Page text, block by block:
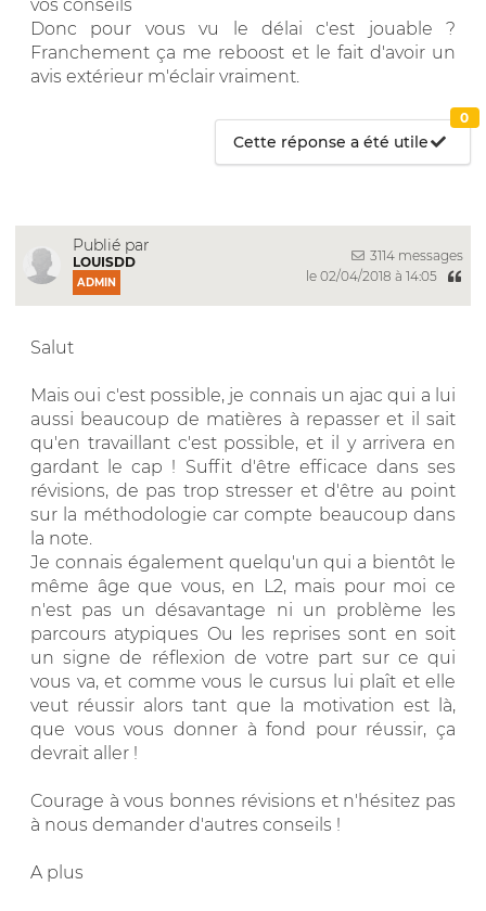
vos conseils
Donc pour vous vu le délai c'est jouable ?
Franchement ça me reboost et le fait d'avoir un
avis extérieur m'éclair vraiment.
Cette réponse a été utile
0
Publié par
LOUISDD
ADMIN
3114 messages
le 02/04/2018 à 14:05
Salut
Mais oui c'est possible, je connais un ajac qui a lui
aussi beaucoup de matières à repasser et il sait
qu'en travaillant c'est possible, et il y arrivera en
gardant le cap ! Suffit d'être efficace dans ses
révisions, de pas trop stresser et d'être au point
sur la méthodologie car compte beaucoup dans
la note.
Je connais également quelqu'un qui a bientôt le
même âge que vous, en L2, mais pour moi ce
n'est pas un désavantage ni un problème les
parcours atypiques Ou les reprises sont en soit
un signe de réflexion de votre part sur ce qui
vous va, et comme vous le cursus lui plaît et elle
veut réussir alors tant que la motivation est là,
que vous vous donner à fond pour réussir, ça
devrait aller !
Courage à vous bonnes révisions et n'hésitez pas
à nous demander d'autres conseils !
A plus